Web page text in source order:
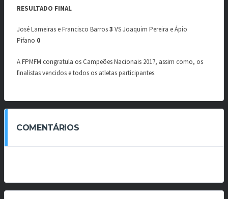
RESULTADO FINAL
José Lameiras e Francisco Barros3 VS Joaquim Pereira e Ápio
Pifano 0
A FPMFM congratula os Campeões Nacionais 2017, assim como, os
finalistas vencidos e todos os atletas participantes.
COMENTÁRIOS